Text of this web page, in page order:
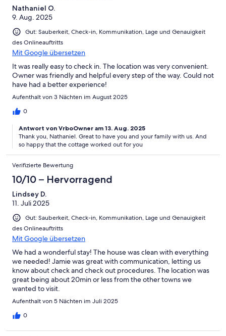
Nathaniel O.
9. Aug. 2025
Gut: Sauberkeit, Check-in, Kommunikation, Lage und Genauigkeit
des Onlineauftritts
Mit Google übersetzen
It was really easy to check in. The location was very convenient.
Owner was friendly and helpful every step of the way. Could not
have had a better experience!
Aufenthalt von 3 Nächten im August 2025
0
Antwort von VrboOwner am 13. Aug. 2025
Thank you, Nathaniel. Great to have you and your family with us. And
so happy that the cottage worked out for you
Verifizierte Bewertung
10/10 – Hervorragend
Lindsey D.
11. Juli 2025
Gut: Sauberkeit, Check-in, Kommunikation, Lage und Genauigkeit
des Onlineauftritts
Mit Google übersetzen
We had a wonderful stay! The house was clean with everything
we needed! Jamie was great with communication, letting us
know about check and check out procedures. The location was
great being about 20min or less from the other towns we
wanted to visit.
Aufenthalt von 5 Nächten im Juli 2025
0